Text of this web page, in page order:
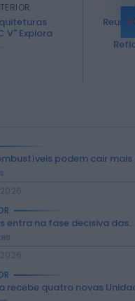
V" Explora
podem cair mais
entra na fase decisiva das...
recebe quatro novas